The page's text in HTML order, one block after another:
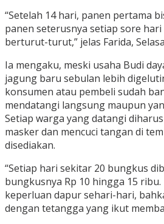
“Setelah 14 hari, panen pertama
panen seterusnya setiap sore hari
berturut-turut,” jelas Farida,
Ia mengaku, meski usaha Budi
jagung baru sebulan lebih
konsumen atau pembeli sudah
mendatangi langsung maupun
Setiap warga yang datangi
masker dan mencuci tangan di
disediakan.
“Setiap hari sekitar 20 bungkus
bungkusnya Rp 10 hingga 15
keperluan dapur sehari-hari,
dengan tetangga yang ikut